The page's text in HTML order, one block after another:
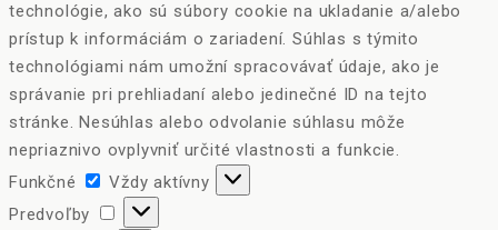
technológie, ako sú súbory cookie na ukladanie a/alebo
prístup k informáciám o zariadení. Súhlas s týmito
technológiami nám umožní spracovávať údaje, ako je
správanie pri prehliadaní alebo jedinečné ID na tejto
stránke. Nesúhlas alebo odvolanie súhlasu môže
nepriaznivo ovplyvniť určité vlastnosti a funkcie.
Funkčné
Funkčné
Vždy aktívny
Predvoľby
Predvoľby